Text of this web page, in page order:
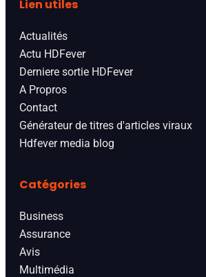
Lien utiles
Actualités
Actu HDFever
Derniere sortie HDFever
A Propros
Contact
Générateur de titres d'articles viraux
Hdfever media blog
Catégories
Business
Assurance
Avis
Multimédia